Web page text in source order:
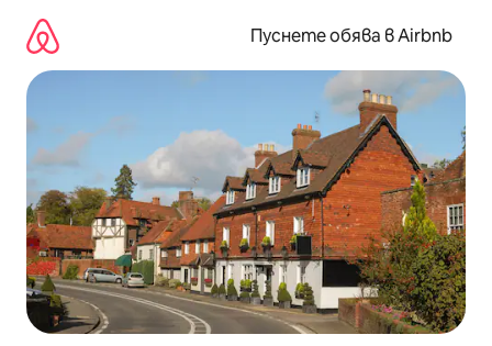
съдържанието
Пуснете обява в Airbnb